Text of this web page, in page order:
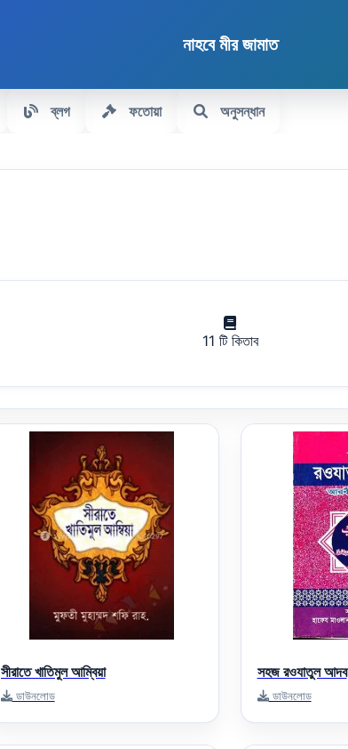
নাহবে মীর জামাত
ব্লগ ফতোয়া অনুসন্ধান
11 টি কিতাব
সীরাতে খাতিমুল আম্বিয়া
ডাউনলোড
সহজ রওযাতুল আদব
ডাউনলোড